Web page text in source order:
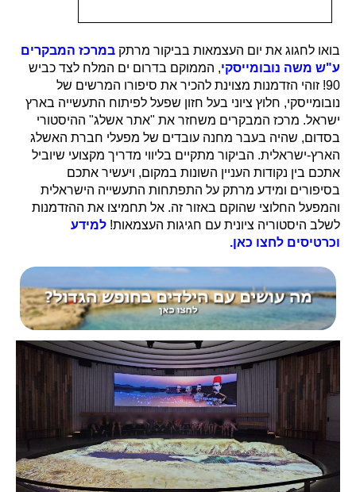
בואו לחגוג את יום העצמאות בביקור מרתק במרכז המבקרים
ע"ש משה נובומייסקי, הממוקם בדרום ים המלח לצד כביש
90! זוהי הזדמנות מצוינת להכיר את סיפורו המרשים של
נובומייסקי, חלוץ ציוני בעל חזון שפעל לפיתוח התעשייה בארץ
ישראל. מרכז המבקרים משחזר את "אתר אשלג" ההיסטורי
בסדום, שהיה בעבר מחנה עובדים של מפעלי חברת האשלג
הארץ-ישראלית. הביקור מתקיים בליווי מדריך מקצועי שיוביל
אתכם בין נקודות העניין השונות במקום, ויעשיר אתכם
בסיפורים ומידע מרתק על התפתחות התעשייה הישראלית
והמפעל החלוצי שהוקם באזור זה. אל תחמיצו את ההזדמנות
לשלב היסטוריה ציונית עם חגיגות העצמאות! למידע
וכרטיסים לחצו כאן.